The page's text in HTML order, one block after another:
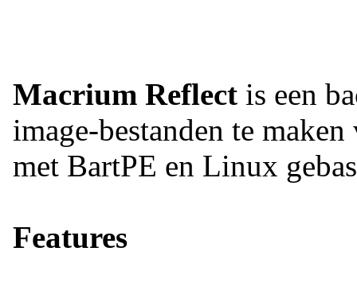
Macrium Reflect is een
image-bestanden te
met BartPE en Linux
Features